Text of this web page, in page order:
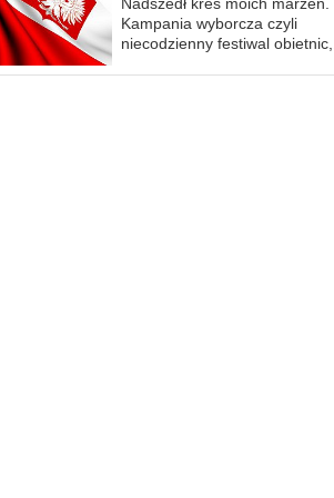
Kampania wyborcza czyli
niecodzienny festiwal obietnic,..